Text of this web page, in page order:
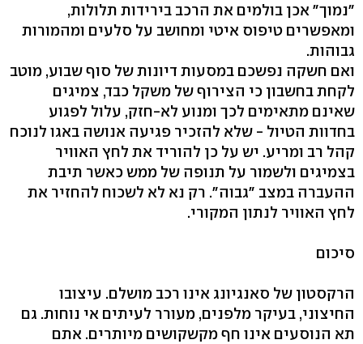
"נמוך" אכן בולמים את הרכב בירידות תלולות,
ומאפשרים טיפוס איטי ומחושב על סלעים ומהמורות
גבוהות.
ואם חשקה נפשכם במסעות דיונות של סוף שבוע, מוטב
לקחת בחשבון כי הצירוף של משקל כבד, צמיגים
שאינם מתאימים לכך ומנוע לא-חזק, עלול לפגוע
בחדוות הטיול - שלא להזכיר פגיעה אנושה באגו לנוכח
קהל רב ומריע. יש על כן להוריד את לחץ האוויר
בצמיגים ולשמור על תנופה של ממש כאשר תיבת
ההעברה במצב "גבוה". רק נא לא לשכוח להחזיר את
לחץ האוויר לנתון המקורי.
סיכום
הרקסטון של סאנגיונג אינו רכב מושלם. עיצובו
החיצוני, בעיקר מלפנים, מעורר לעיתים אי נוחות. גם
תא הנוסעים אינו חף מקשקושים מיותרים. אתם